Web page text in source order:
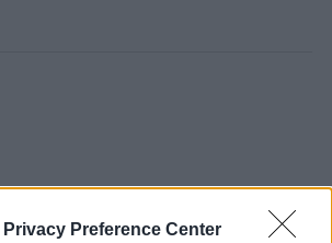
Privacy Preference Center